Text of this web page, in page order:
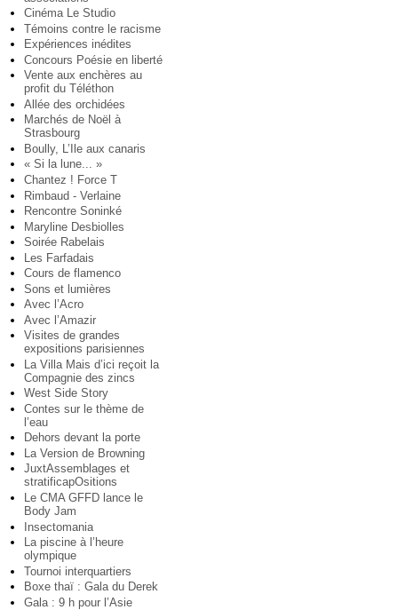
Cinéma Le Studio
Témoins contre le racisme
Expériences inédites
Concours Poésie en liberté
Vente aux enchères au
profit du Téléthon
Allée des orchidées
Marchés de Noël à
Strasbourg
Boully, L’Ile aux canaris
« Si la lune... »
Chantez ! Force T
Rimbaud - Verlaine
Rencontre Soninké
Maryline Desbiolles
Soirée Rabelais
Les Farfadais
Cours de flamenco
Sons et lumières
Avec l’Acro
Avec l’Amazir
Visites de grandes
expositions parisiennes
La Villa Mais d’ici reçoit la
Compagnie des zincs
West Side Story
Contes sur le thème de
l’eau
Dehors devant la porte
La Version de Browning
JuxtAssemblages et
stratificapOsitions
Le CMA GFFD lance le
Body Jam
Insectomania
La piscine à l’heure
olympique
Tournoi interquartiers
Boxe thaï : Gala du Derek
Gala : 9 h pour l’Asie